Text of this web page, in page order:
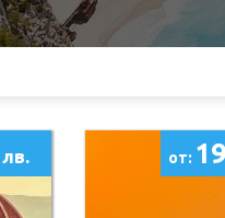
лв. от: